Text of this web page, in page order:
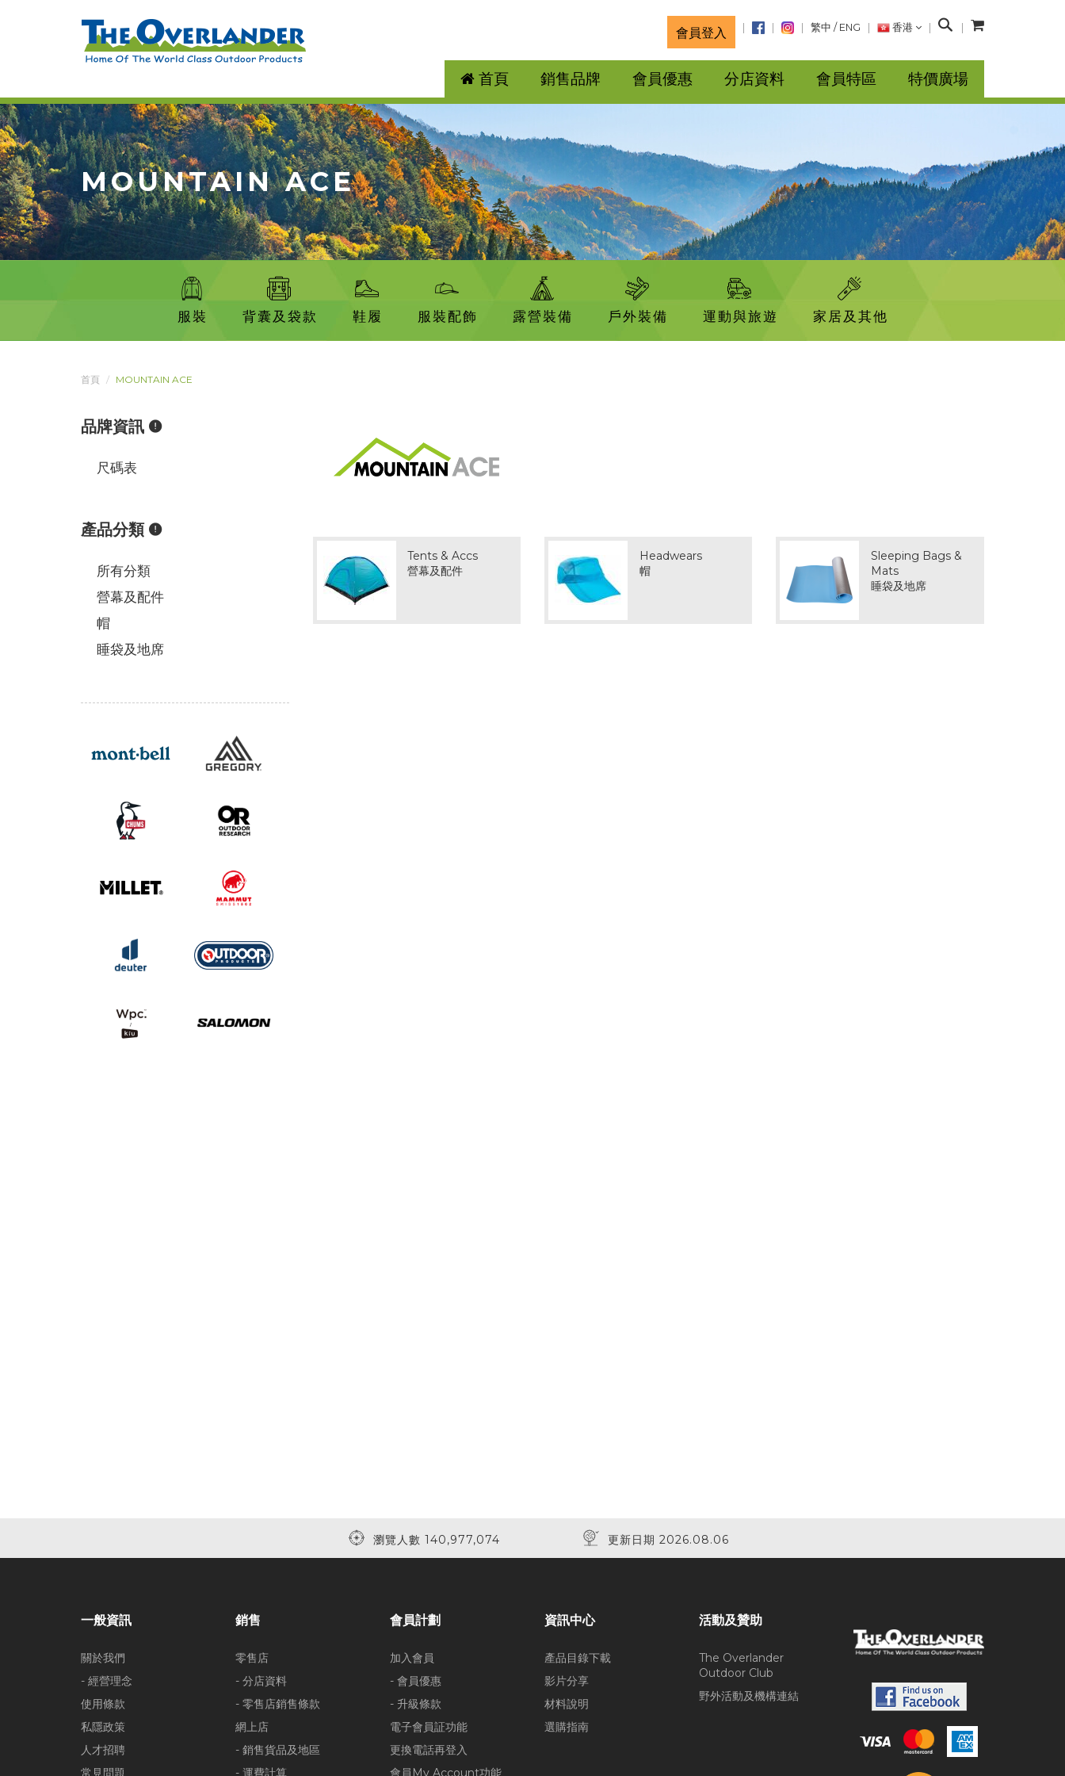
會員登入 繁中 / ENG 香港
搜
首頁 銷售品牌 會員優惠 分店資料 會員特區 特價廣場
MOUNTAIN ACE
服裝 背囊及袋款 鞋履 服裝配飾 露營裝備 戶外裝備 運動與旅遊 家居及其他
首頁 MOUNTAIN ACE
Tents & Accs
營幕及配件
Headwears
帽
Sleeping Bags &
Mats
睡袋及地席
品牌資訊
尺碼表
產品分類
所有分類
營幕及配件
帽
睡袋及地席
瀏覽人數 140,977,074 更新日期 2026.08.06
一般資訊
關於我們
- 經營理念
使用條款
私隱政策
人才招聘
常見問題
銷售
零售店
- 分店資料
- 零售店銷售條款
網上店
- 銷售貨品及地區
- 運費計算
會員計劃
加入會員
- 會員優惠
- 升級條款
電子會員証功能
更換電話再登入
會員My Account功能
資訊中心
產品目錄下載
影片分享
材料說明
選購指南
活動及贊助
The Overlander
Outdoor Club
野外活動及機構連結